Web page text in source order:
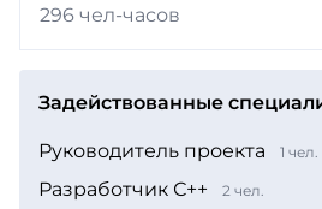
296 чел-часов
Задействованные
Руководитель проекта 1 чел.
Разработчик С++ 2 чел.